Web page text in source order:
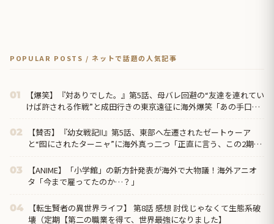
POPULAR POSTS / ネットで話題の人気記事
01
【爆笑】『対ありでした。』第5話、母バレ回避の“友達を連れてい
けば許される作戦”と成田行きの東京遠征に海外爆笑「あの手口、
02
【賛否】『幼女戦記Ⅱ』第5話、東部へ左遷されたゼートゥーア
と“囮にされたターニャ”に海外真っ二つ「正直に言う、この2期は
03
【ANIME】「小学館」の新方針発表が海外で大物議！海外アニオ
タ「今まで雇ってたのか…？」
04
【転生賢者の異世界ライフ】 第8話 感想 討伐じゃなくて生態系破
壊（定期【第二の職業を得て、世界最強になりました】